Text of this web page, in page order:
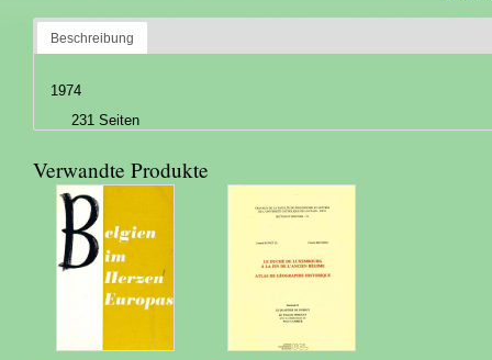
Beschreibung
1974
231 Seiten
Verwandte Produkte